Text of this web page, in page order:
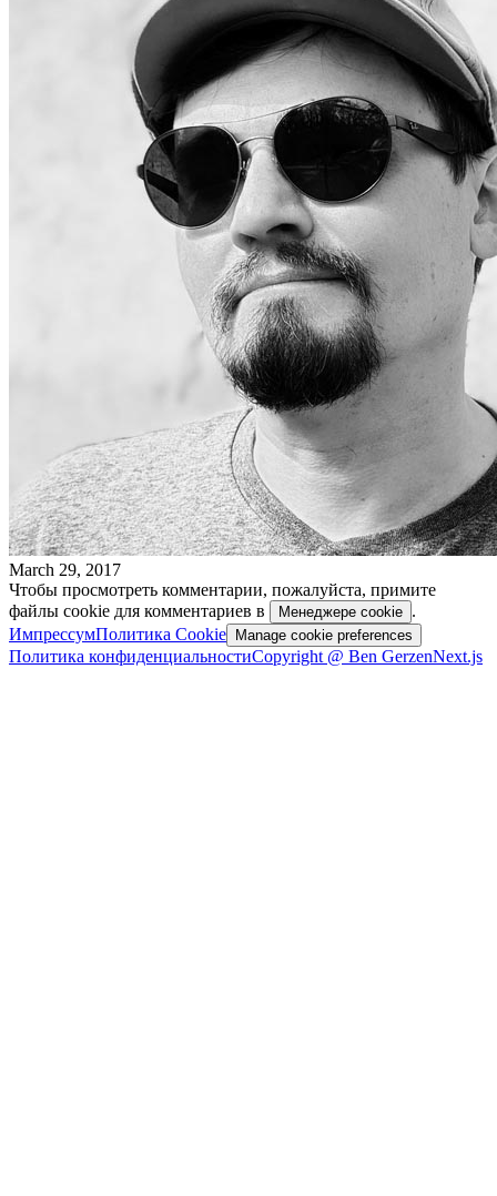
March 29, 2017
Чтобы просмотреть комментарии, пожалуйста, примите
файлы cookie для комментариев в
Менеджере cookie .
ИмпрессумПолитика Cookie Manage cookie preferences
Политика конфиденциальностиCopyright @ Ben GerzenNext.js